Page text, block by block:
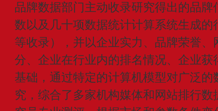
品牌数据部门主动收录研究得出的品
数以及几十项数据统计计算系统生成
等收录），并以企业实力、品牌荣誉
分、企业在行业内的排名情况、企业
基础，通过特定的计算机模型对广泛
究，综合了多家机构媒体和网站排行